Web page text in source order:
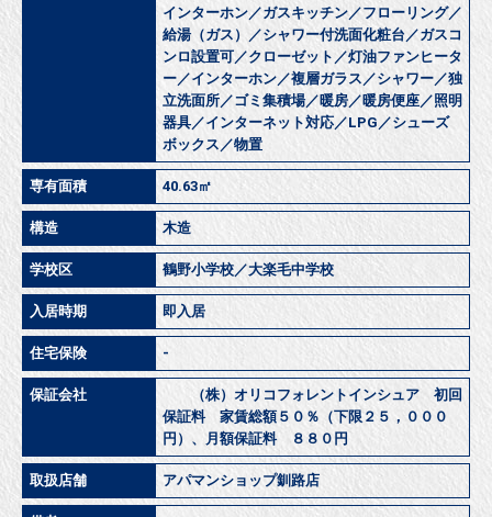
インターホン／ガスキッチン／フローリング／
給湯（ガス）／シャワー付洗面化粧台／ガスコ
ンロ設置可／クローゼット／灯油ファンヒータ
ー／インターホン／複層ガラス／シャワー／独
立洗面所／ゴミ集積場／暖房／暖房便座／照明
器具／インターネット対応／LPG／シューズ
ボックス／物置
専有面積 40.63㎡
構造 木造
学校区 鶴野小学校／大楽毛中学校
入居時期 即入居
住宅保険 -
保証会社
（株）オリコフォレントインシュア 初回
保証料 家賃総額５０％（下限２５，０００
円）、月額保証料 ８８０円
取扱店舗 アパマンショップ釧路店